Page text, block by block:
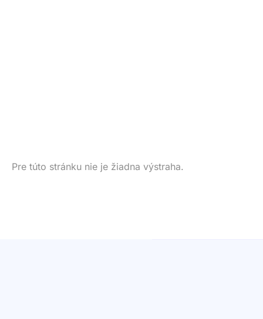
Pre túto stránku nie je žiadna výstraha.